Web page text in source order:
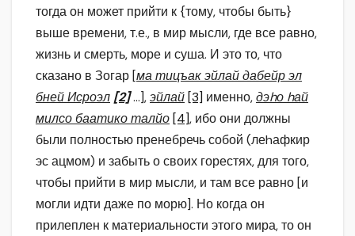
тогда он может прийти к {тому, чтобы быть}
выше времени, т.е., в мир мысли, где все равно,
жизнь и смерть, море и суша. И это то, что
сказано в Зогар [ма тицъак эйлай дабейр эл
бней Исроэл [2]…],эйлай [3] именно,дэhо hай
милсо баатико талйо [4], ибо они должны
были полностью пренебречь собой (леhафкир
эс ацмом) и забыть о своих горестях, для того,
чтобы прийти в мир мысли, и там все равно [и
могли идти даже по морю]. Но когда он
прилеплен к материальности этого мира, то он